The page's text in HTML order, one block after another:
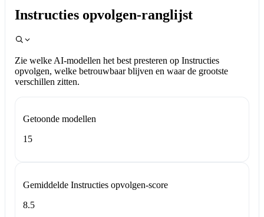
Instructies opvolgen-ranglijst
Zie welke AI-modellen het best presteren op Instructies
opvolgen, welke betrouwbaar blijven en waar de grootste
verschillen zitten.
Getoonde modellen
15
Gemiddelde Instructies opvolgen-score
8.5